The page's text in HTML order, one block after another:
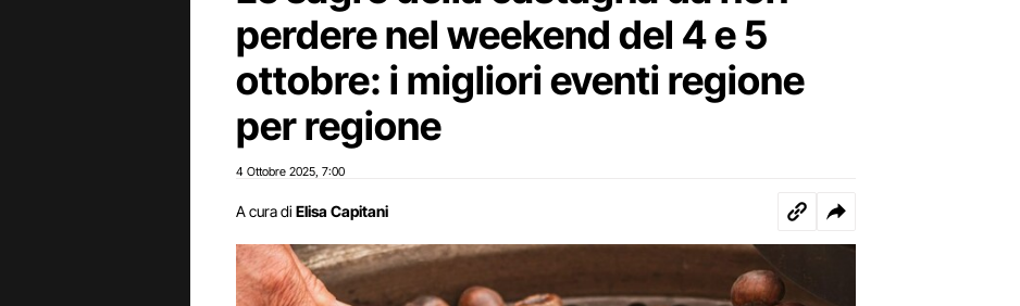
perdere nel weekend del 4 e 5
ottobre: i migliori eventi regione
per regione
4 Ottobre 2025 7:00
A cura di Elisa Capitani